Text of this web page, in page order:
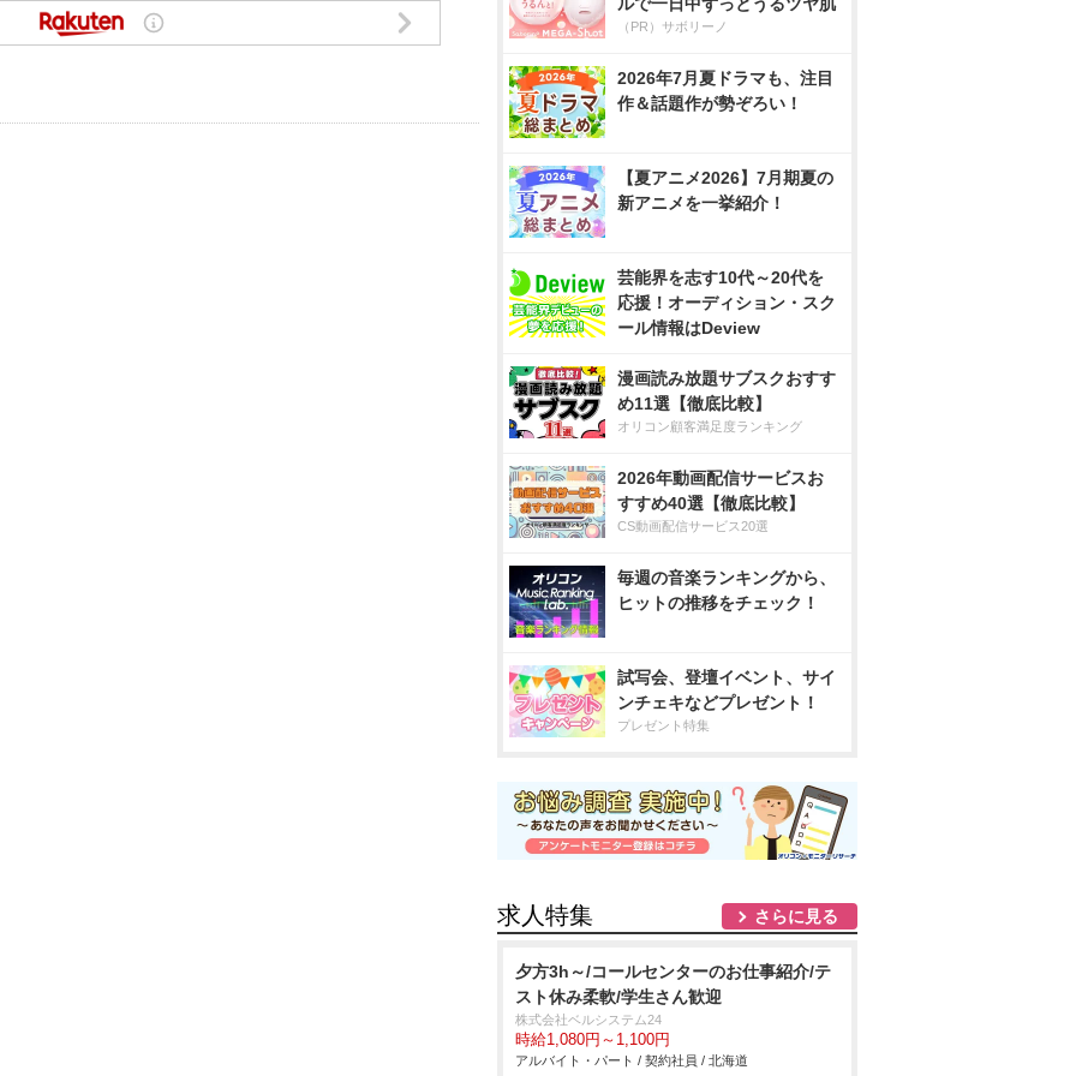
（PR）サボリーノ
2026年7月夏ドラマも、注目
作＆話題作が勢ぞろい！
【夏アニメ2026】7月期夏の
新アニメを一挙紹介！
芸能界を志す10代～20代を
応援！オーディション・スク
ール情報はDeview
漫画読み放題サブスクおすす
め11選【徹底比較】
オリコン顧客満足度ランキング
2026年動画配信サービスお
すすめ40選【徹底比較】
CS動画配信サービス20選
毎週の音楽ランキングから、
ヒットの推移をチェック！
試写会、登壇イベント、サイ
ンチェキなどプレゼント！
プレゼント特集
求人特集 さらに見る
夕方3h～/コールセンターのお仕事紹介/テ
スト休み柔軟/学生さん歓迎
株式会社ベルシステム24
時給1,080円～1,100円
アルバイト・パート / 契約社員 / 北海道